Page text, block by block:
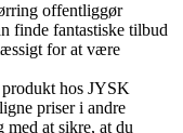
offentliggør
finde fantastiske tilbud
for at være
hos JYSK
priser i andre
at sikre, at du